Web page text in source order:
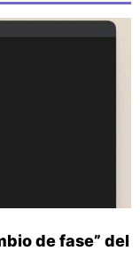
de fase” del